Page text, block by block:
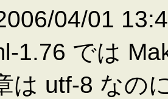
04/01
1.76 では
は utf-8 なの